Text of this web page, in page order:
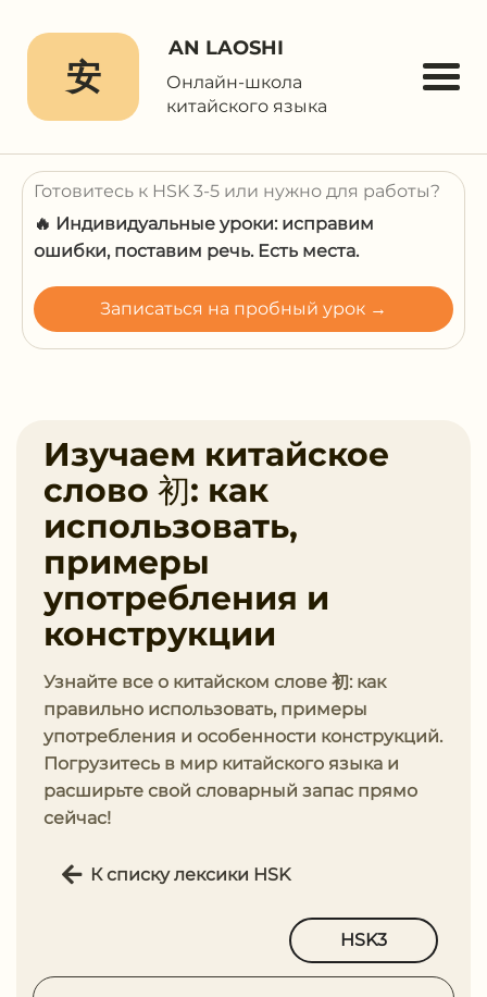
安
AN LAOSHI
Онлайн-школа
китайского языка
Готовитесь к HSK 3-5 или нужно для работы?
🔥 Индивидуальные уроки: исправим
ошибки, поставим речь. Есть места.
Записаться на пробный урок →
Изучаем китайское
слово 初: как
использовать,
примеры
употребления и
конструкции
Узнайте все о китайском слове 初: как
правильно использовать, примеры
употребления и особенности конструкций.
Погрузитесь в мир китайского языка и
расширьте свой словарный запас прямо
сейчас!
К списку лексики HSK
HSK3